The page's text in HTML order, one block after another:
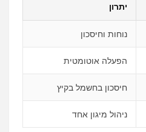
יתרון
נוחות וחיסכון
הפעלה אוטומטית
חיסכון בחשמל בקיץ
ניהול מיגון אחד